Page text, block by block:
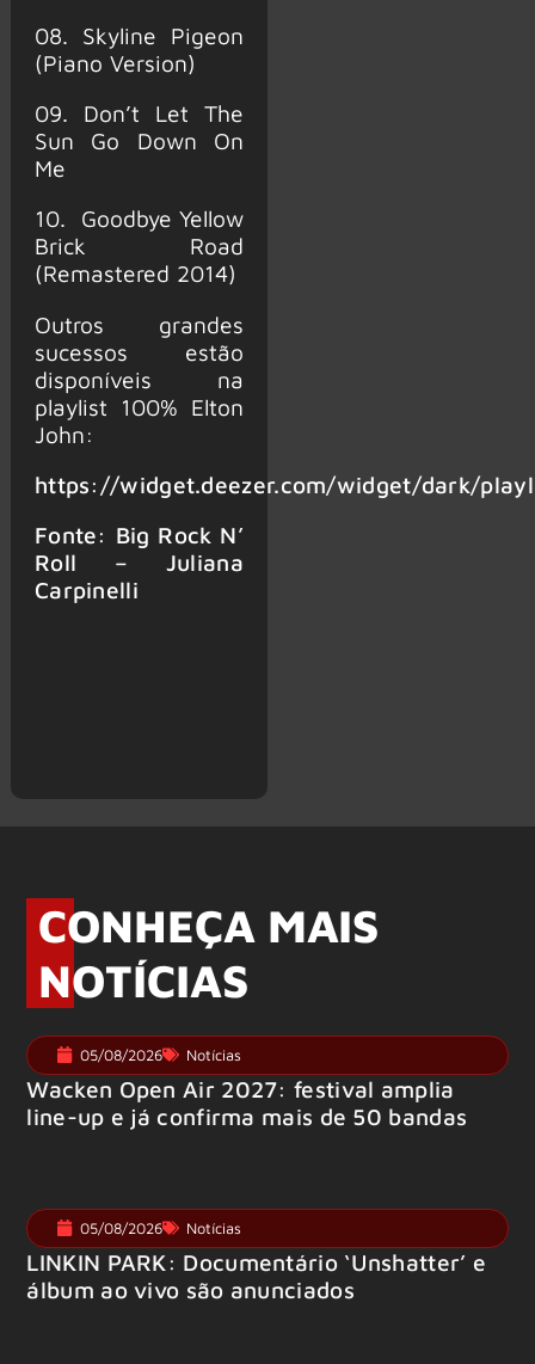
08. Skyline Pigeon
(Piano Version)
09. Don’t Let The
Sun Go Down On
Me
10. Goodbye Yellow
Brick Road
(Remastered 2014)
Outros grandes
sucessos estão
disponíveis na
playlist 100% Elton
John:
https://widget.deezer.com/widget/dark/
Fonte: Big Rock N’
Roll – Juliana
Carpinelli
CONHEÇA MAIS
NOTÍCIAS
05/08/2026 Notícias
Wacken Open Air 2027: festival amplia
line-up e já confirma mais de 50 bandas
05/08/2026 Notícias
LINKIN PARK: Documentário ‘Unshatter’ e
álbum ao vivo são anunciados